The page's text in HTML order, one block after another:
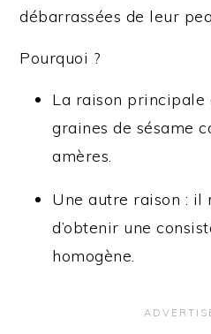
débarrassées de leur
Pourquoi ?
La raison principale
graines de sésame
amères.
Une autre raison : il
d’obtenir une
homogène.